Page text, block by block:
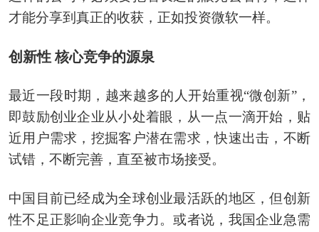
才能分享到真正的收获，正如投资微软一样。
创新性 核心竞争的源泉
最近一段时期，越来越多的人开始重视“微创新”，
即鼓励创业企业从小处着眼，从一点一滴开始，贴
近用户需求，挖掘客户潜在需求，快速出击，不断
试错，不断完善，直至被市场接受。
中国目前已经成为全球创业最活跃的地区，但创新
性不足正影响企业竞争力。或者说，我国企业急需